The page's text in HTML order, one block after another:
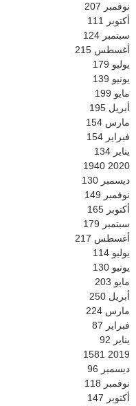
نوفمبر 207
أكتوبر 111
سبتمبر 124
أغسطس 215
يوليو 179
يونيو 139
مايو 199
أبريل 195
مارس 154
فبراير 154
يناير 134
2020
1940
ديسمبر 130
نوفمبر 149
أكتوبر 165
سبتمبر 179
أغسطس 217
يوليو 114
يونيو 130
مايو 203
أبريل 250
مارس 224
فبراير 87
يناير 92
2019
1581
ديسمبر 96
نوفمبر 118
أكتوبر 147